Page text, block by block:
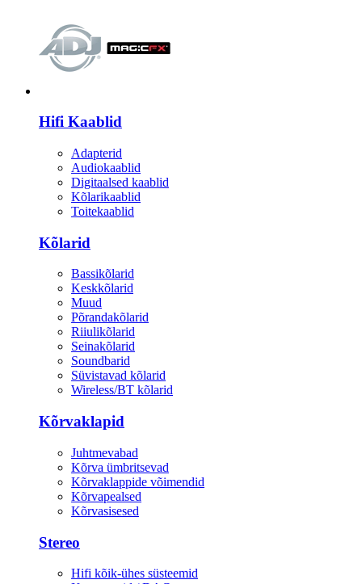
Hifi Kaablid
Adapterid
Audiokaablid
Digitaalsed kaablid
Kõlarikaablid
Toitekaablid
Kõlarid
Bassikõlarid
Keskkõlarid
Muud
Põrandakõlarid
Riiulikõlarid
Seinakõlarid
Soundbarid
Süvistavad kõlarid
Wireless/BT kõlarid
Kõrvaklapid
Juhtmevabad
Kõrva ümbritsevad
Kõrvaklappide võimendid
Kõrvapealsed
Kõrvasisesed
Stereo
Hifi kõik-ühes süsteemid